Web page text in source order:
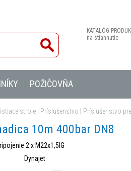
KATALÓG
na stiahnutie
POŽIČOVŇA
stroje Príslušenstvo Príslušenstvo
10m 400bar DN8
2 x M22x1,5IG
Dynajet